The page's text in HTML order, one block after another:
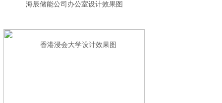
海辰储能公司办公室设计效果图